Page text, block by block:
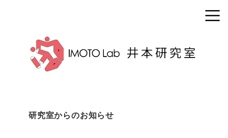
研究室からのお知らせ